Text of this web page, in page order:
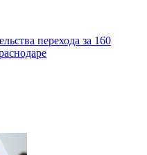
перехода за 160